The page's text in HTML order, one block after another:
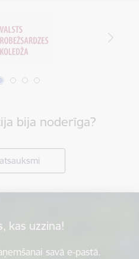
bija noderīga?
kas uzzina!
savā e-pastā.